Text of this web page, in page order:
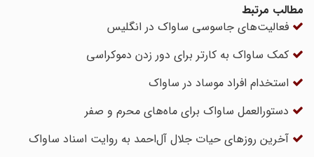
مطالب مرتبط
فعالیت‌های جاسوسی ساواک در انگلیس
کمک ساواک به کارتر برای دور زدن دموکراسی
استخدام افراد موساد در ساواک
دستورالعمل ساواک برای ماه‌‎های محرم و صفر
آخرین روزهای حیات جلال آل‌احمد به روایت اسناد ساواک